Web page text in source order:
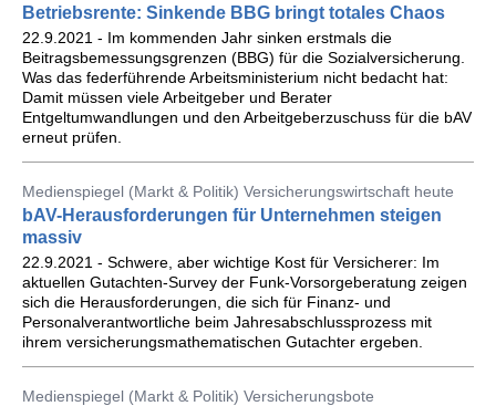
Betriebsrente: Sinkende BBG bringt totales Chaos
22.9.2021 - Im kommenden Jahr sinken erstmals die
Beitragsbemessungsgrenzen (BBG) für die Sozialversicherung.
Was das federführende Arbeitsministerium nicht bedacht hat:
Damit müssen viele Arbeitgeber und Berater
Entgeltumwandlungen und den Arbeitgeberzuschuss für die bAV
erneut prüfen.
Medienspiegel (Markt & Politik) Versicherungswirtschaft heute
bAV-Herausforderungen für Unternehmen steigen
massiv
22.9.2021 - Schwere, aber wichtige Kost für Versicherer: Im
aktuellen Gutachten-Survey der Funk-Vorsorgeberatung zeigen
sich die Herausforderungen, die sich für Finanz- und
Personalverantwortliche beim Jahresabschlussprozess mit
ihrem versicherungsmathematischen Gutachter ergeben.
Medienspiegel (Markt & Politik) Versicherungsbote